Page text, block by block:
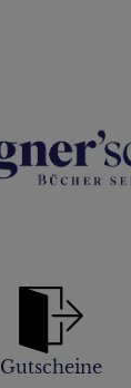
Gutscheine